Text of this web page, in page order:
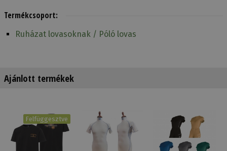
Termékcsoport:
Ruházat lovasoknak / Póló lovas
Ajánlott termékek
Felfüggesztve